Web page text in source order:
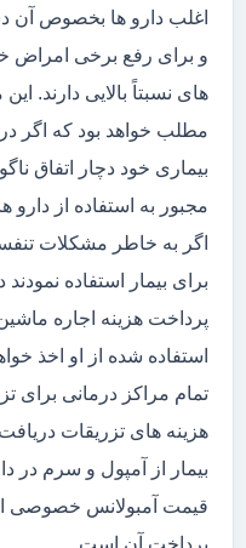
اغلب دارو ها بخصوص آن
و برای رفع برخی امراض
های نسبتاً بالایی دارند.
مطلب خواهد بود که اگر
بیماری خود دچار اتفاق
مجبور به استفاده از
اگر به خاطر مشکلات
برای بیمار استفاده
پرداخت هزینه اجاره
استفاده شده از او اخذ
تمام مراکز درمانی برای
هزینه های تزریقات
بیمار از آمپول و سرم در
قیمت آمبولانس خصوصی
پرداخت آن است.